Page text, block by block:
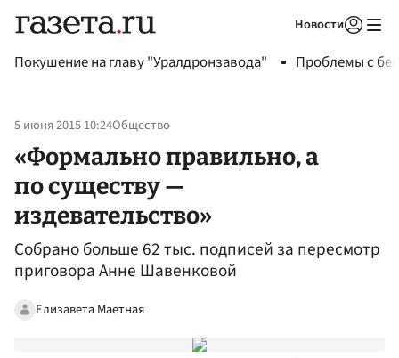
Новости
Покушение на главу "Уралдронзавода" Проблемы с
5 июня 2015 10:24Общество
«Формально правильно, а
по существу —
издевательство»
Собрано больше 62 тыс. подписей за пересмотр
приговора Анне Шавенковой
Елизавета Маетная